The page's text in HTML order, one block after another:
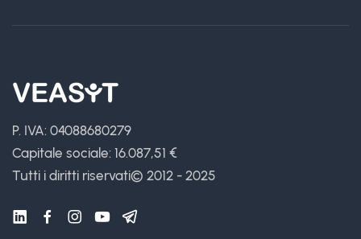
P. IVA: 04088680279
Capitale sociale: 16.087,51 €
Tutti i diritti riservati© 2012 - 2025